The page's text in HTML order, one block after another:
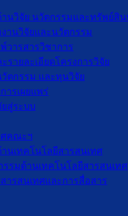
นวิจัย นวัตกรรมและทรัพย์สิ
านวิจัยและนวัตกรรม
วารสารวิชาการ
รายละเอียดโครงการวิจัย
ตกรรม และทุนวิจัย
ารเผยแพร่
ยสู่ระบบ
ศคณะฯ
นเทคโนโลยีสารสนเทศ
รรมด้านเทคโนโลยีสารสนเทศ
ารสนเทศและการสื่อสาร